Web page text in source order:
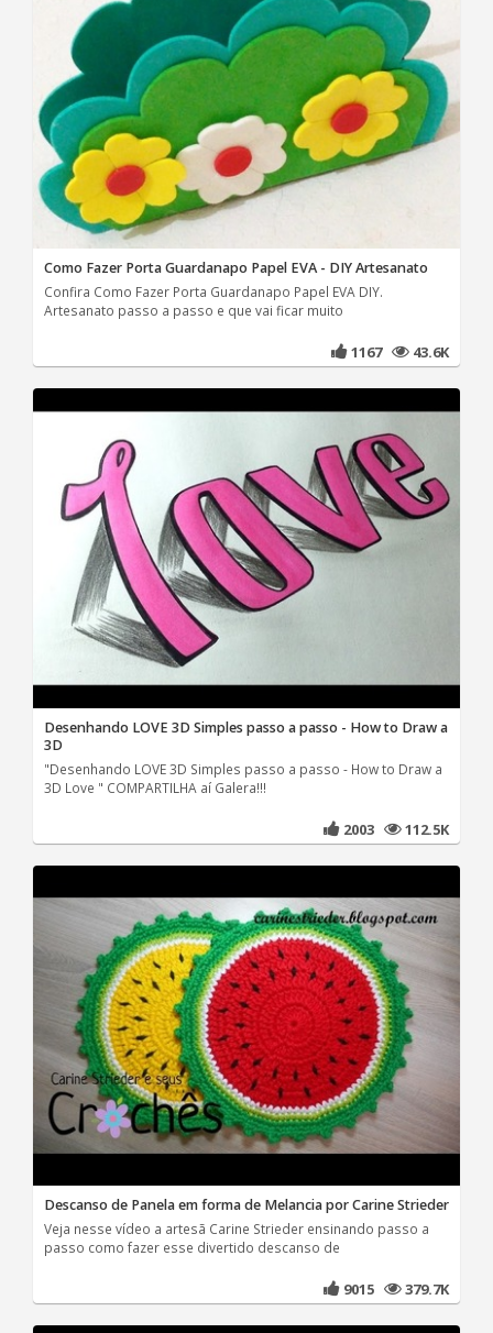
Como Fazer Porta Guardanapo Papel EVA - DIY Artesanato
Confira Como Fazer Porta Guardanapo Papel EVA DIY.
Artesanato passo a passo e que vai ficar muito
1167 43.6K
Desenhando LOVE 3D Simples passo a passo - How to Draw a
3D
"Desenhando LOVE 3D Simples passo a passo - How to Draw a
3D Love " COMPARTILHA aí Galera!!!
2003 112.5K
Descanso de Panela em forma de Melancia por Carine Strieder
Veja nesse vídeo a artesã Carine Strieder ensinando passo a
passo como fazer esse divertido descanso de
9015 379.7K